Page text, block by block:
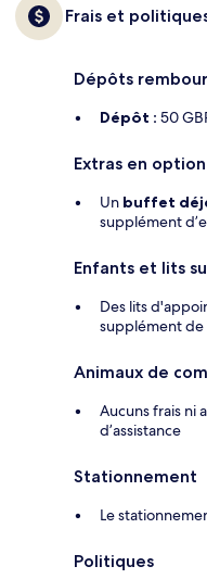
Frais et
Dépôts
Dépôt : 50
Extras en option
Un buffet
supplément
Enfants et lits
Des lits
supplément de
Animaux de
Aucuns frais ni
d’assistance
Stationnement
Le
Politiques